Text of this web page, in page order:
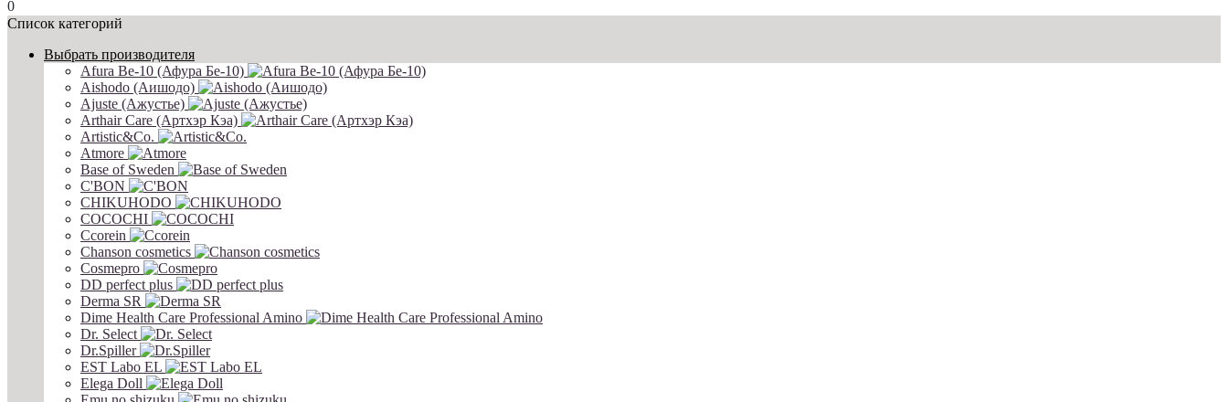
0
Список категорий
Выбрать производителя
Afura Be-10 (Афура Бе-10)
Aishodo (Аишодо)
Ajuste (Ажустье)
Arthair Care (Артхэр Кэа)
Artistic&Co.
Atmore
Base of Sweden
C'BON
CHIKUHODO
COCOCHI
Ccorein
Chanson cosmetics
Cosmepro
DD perfect plus
Derma SR
Dime Health Care Professional Amino
Dr. Select
Dr.Spiller
EST Labo EL
Elega Doll